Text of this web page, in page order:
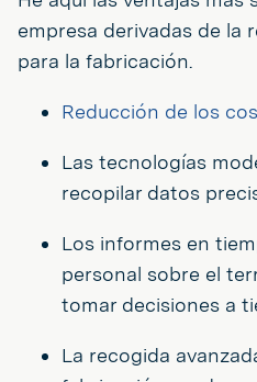
empresa derivadas de la
para la fabricación.
Reducción de los
Las tecnologías
recopilar datos
Los informes en
personal sobre el
tomar decisiones a
La recogida